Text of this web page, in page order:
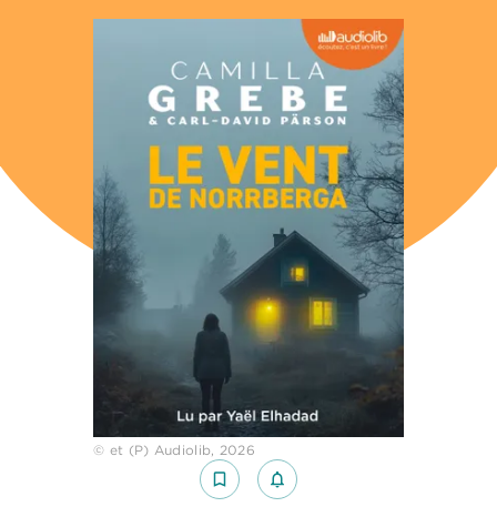
© et (P) Audiolib, 2026
bookmark_border notifications_none_outlined